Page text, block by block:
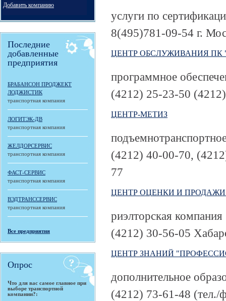
Добавить компанию
Последние
добавленные
предприятия
БРАБАНСОН ПРОДЖЕКТ
ЛОДЖИСТИК
транспортная компания
ЛОГИТЭК-ДВ
транспортная компания
ЖЕЛДОРСЕРВИС
транспортная компания
ФАСТ-СЕРВИС
транспортная компания
ВЭДТРАНССЕРВИС
транспортная компания
Все предприятия
Опрос
Что для вас самое главное при
выборе транспортной
компании?:
услуги по
8(495)781-09-54 г.
ЦЕНТР ОБСЛУЖИВАНИЯ ПК
программное
(4212) 25-23-50
ЦЕНТР-МЕТИЗ
(4212) 40-00-70,
77
ЦЕНТР ОЦЕНКИ И
риэлторская компания
(4212) 30-56-05
ЦЕНТР ЗНАНИЙ
дополнительное
(4212) 73-61-48 (тел./